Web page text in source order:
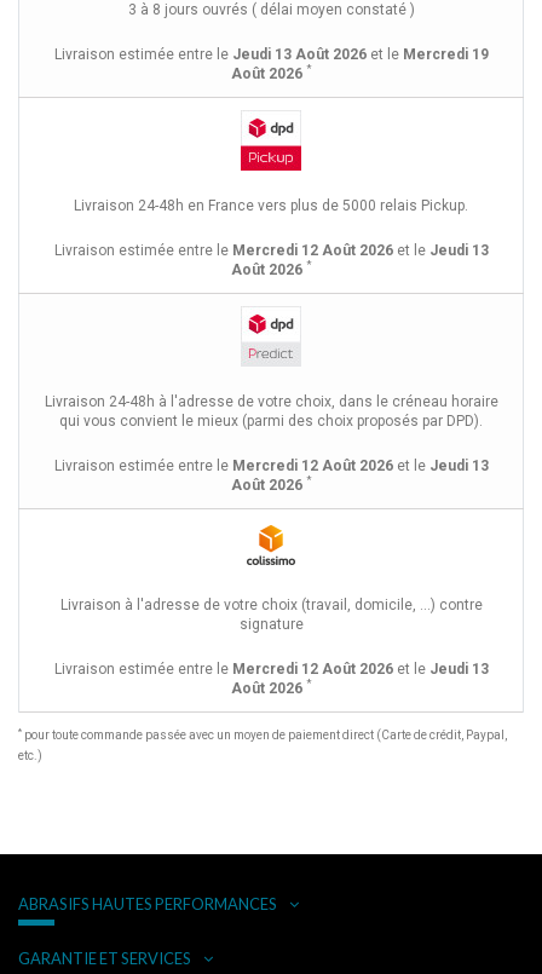
3 à 8 jours ouvrés ( délai moyen constaté )
Livraison estimée entre le Jeudi 13 Août 2026et le Mercredi 19
Août 2026 *
Livraison 24-48h en France vers plus de 5000 relais Pickup.
Livraison estimée entre le Mercredi 12 Août 2026et le Jeudi 13
Août 2026 *
Livraison 24-48h à l'adresse de votre choix, dans le créneau horaire
qui vous convient le mieux (parmi des choix proposés par DPD).
Livraison estimée entre le Mercredi 12 Août 2026et le Jeudi 13
Août 2026 *
Livraison à l'adresse de votre choix (travail, domicile, ...) contre
signature
Livraison estimée entre le Mercredi 12 Août 2026et le Jeudi 13
Août 2026 *
* pour toute commande passée avec un moyen de paiement direct (Carte de crédit, Paypal,
etc.)
ABRASIFS HAUTES PERFORMANCES
GARANTIE ET SERVICES